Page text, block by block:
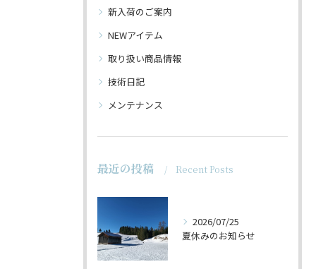
新入荷のご案内
NEWアイテム
取り扱い商品情報
技術日記
メンテナンス
最近の投稿 Recent Posts
2026/07/25
夏休みのお知らせ